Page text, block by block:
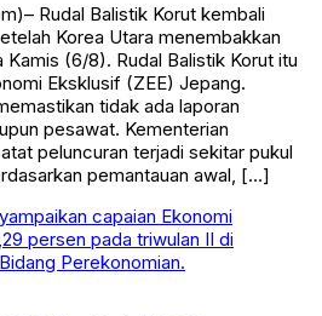
Rudal Balistik Korut kembali
Korea Utara menembakkan
(6/8). Rudal Balistik Korut itu
Eksklusif (ZEE) Jepang.
tidak ada laporan
pesawat. Kementerian
peluncuran terjadi sekitar pukul
pemantauan awal, […]